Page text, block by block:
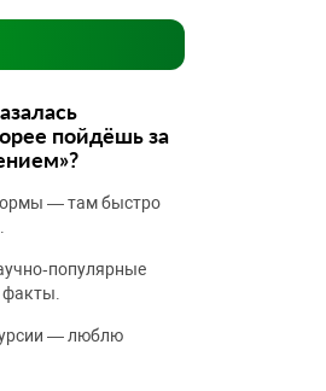
пойдёшь за
— там быстро
— люблю